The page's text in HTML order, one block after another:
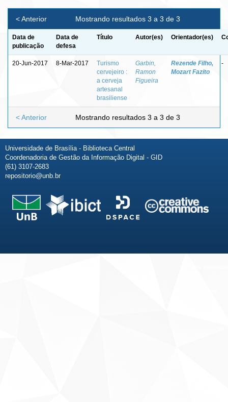
Mostrando resultados 3 a 3 de 3
< Anterior
Data de
publicação
Data de
defesa
Título Autor(es) Orientador(es)
20-Jun-2017 8-Mar-2017
Turismo
cervejeiro :
a cerveja
artesanal
brasiliense
Garbin,
Ramon
Figueira
Rezende Filho,
Mozart Fazito
-
Mostrando resultados 3 a 3 de 3
< Anterior
Universidade de Brasília - Biblioteca Central
Coordenadoria de Gestão da Informação Digital - GID
(61) 3107-2683
repositorio@unb.br